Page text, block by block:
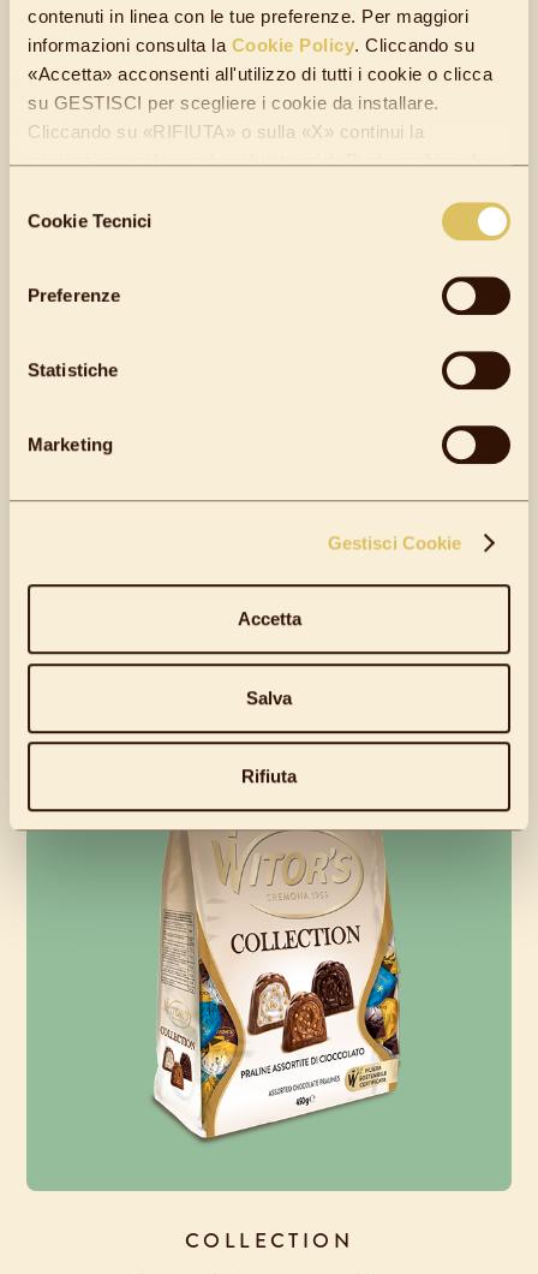
contenuti in linea con le tue preferenze. Per maggiori
informazioni consulta la Cookie Policy. Cliccando su
«Accetta» acconsenti all'utilizzo di tutti i cookie o clicca
su GESTISCI per scegliere i cookie da installare.
Cliccando su «RIFIUTA» o sulla «X» continui la
navigazione solo con i cookie tecnici. Puoi cambiare le
cookie" che trovi in fondo al sito.
delCookie Tecnici
Preferenze
Statistiche
Marketing
Gestisci Cookie
Accetta
Salva
Rifiuta
liqueur
Milk chocolate pralines with salted caramel cream
COLLECTION